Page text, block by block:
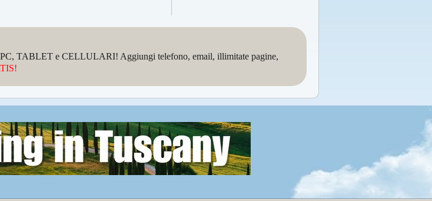
TABLET e CELLULARI! Aggiungi telefono, email, illimitate pagine,